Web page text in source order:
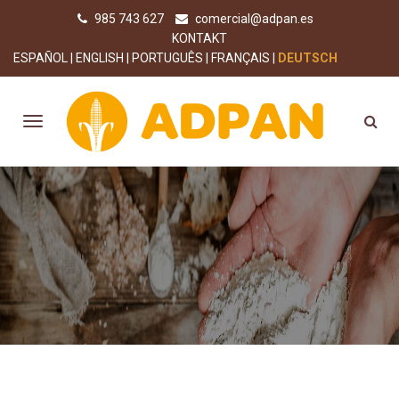
985 743 627
comercial@adpan.es
KONTAKT
ESPAÑOL
ENGLISH PORTUGUÊS FRANÇAIS DEUTSCH